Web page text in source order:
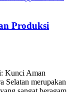
Produksi
Kunci Aman
Selatan merupakan